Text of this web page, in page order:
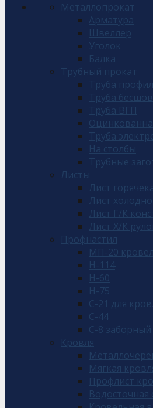
Металлопрокат
Арматура
Швеллер
Уголок
Балка
Трубный прокат
Труба
Труба
Труба ВГП
Труба
На столбы
Трубные
Листы
Лист
Лист
Лист Г/К
Лист Х/К
Профнастил
МП-20
Н-114
Н-60
Н-75
С-21 для
С-44
С-8 заборный
Кровля
Мягкая
Профлист
Водосточная